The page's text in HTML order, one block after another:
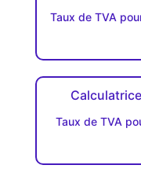
Taux de TVA
Taux de TVA